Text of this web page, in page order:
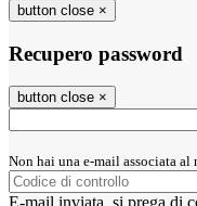
button close ×
Recupero password
button close ×
Non hai una e-mail associata